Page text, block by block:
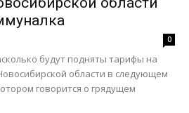
0
будут подняты тарифы на
области в следующем
говорится о грядущем